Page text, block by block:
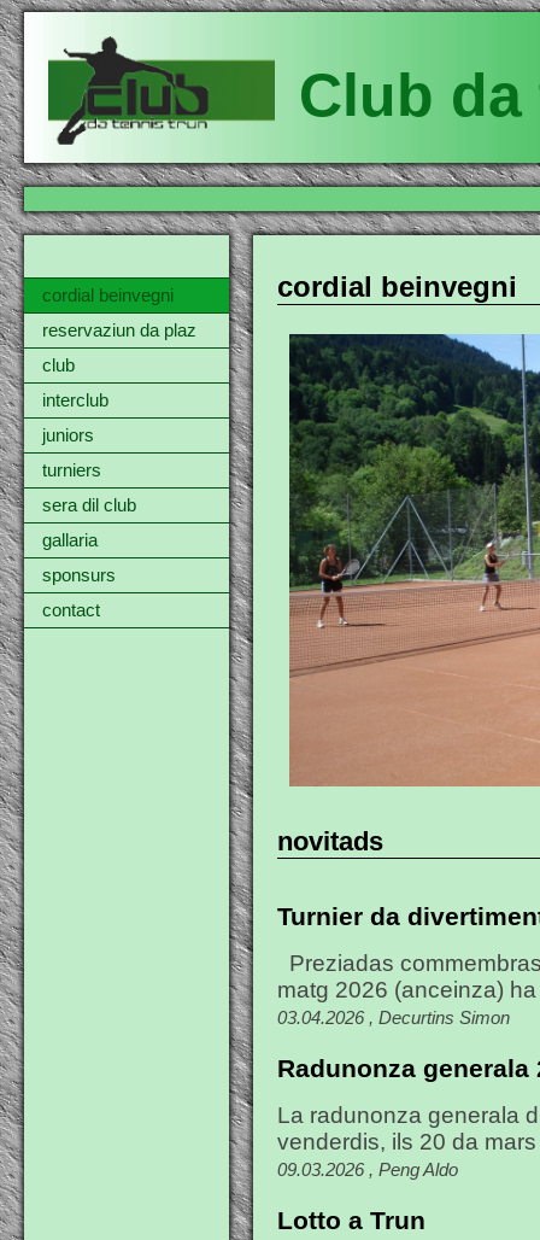
Club
cordial beinvegni
reservaziun da plaz
club
interclub
juniors
turniers
sera dil club
gallaria
sponsurs
contact
cordial beinvegni
novitads
Turnier da
Preziadas
matg 2026 (anceinza)
03.04.2026 , Decurtins Simon
Radunonza generala
La radunonza generala
venderdis, ils 20 da
09.03.2026 , Peng Aldo
Lotto a Trun